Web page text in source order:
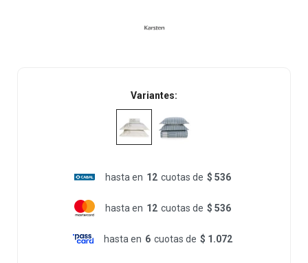
Variantes:
hasta en 12 cuotas de $ 536
hasta en 12 cuotas de $ 536
hasta en 6 cuotas de $ 1.072